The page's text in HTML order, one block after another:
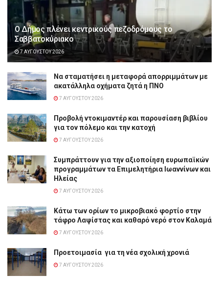
Ο Δήμος πλένει κεντρικούς πεζοδρόμους το
Σαββατοκύριακο
7 ΑΥΓΟΎΣΤΟΥ 2026
Να σταματήσει η μεταφορά απορριμμάτων με
ακατάλληλα οχήματα ζητά η ΠΝΟ
7 ΑΥΓΟΎΣΤΟΥ 2026
Προβολή ντοκιμαντέρ και παρουσίαση βιβλίου
για τον πόλεμο και την κατοχή
7 ΑΥΓΟΎΣΤΟΥ 2026
Συμπράττουν για την αξιοποίηση ευρωπαϊκών
προγραμμάτων τα Επιμελητήρια Ιωαννίνων και
Ηλείας
7 ΑΥΓΟΎΣΤΟΥ 2026
Κάτω των ορίων το μικροβιακό φορτίο στην
τάφρο Λαψίστας και καθαρό νερό στον Καλαμά
7 ΑΥΓΟΎΣΤΟΥ 2026
Προετοιμασία για τη νέα σχολική χρονιά
7 ΑΥΓΟΎΣΤΟΥ 2026